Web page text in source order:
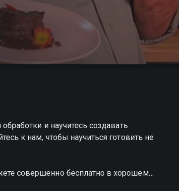
и научитесь создавать
к нам, чтобы научиться готовить не
совершенно бесплатно в хорошем